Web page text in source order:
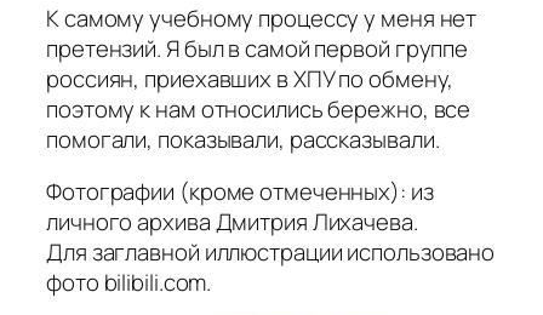
К самому учебному процессу у меня нет
претензий. Я был в самой первой группе
россиян, приехавших в ХПУ по обмену,
поэтому к нам относились бережно, все
помогали, показывали, рассказывали.
Фотографии (кроме отмеченных): из
личного архива Дмитрия Лихачева.
Для заглавной иллюстрации использовано
фото bilibili.com.